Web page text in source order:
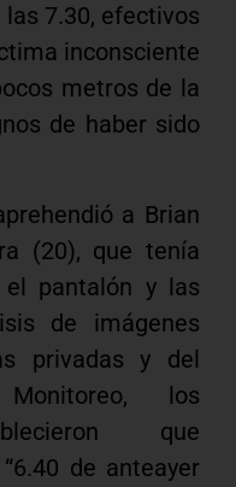
7.30, efectivos
inconsciente
metros de la
de haber sido
a Brian
(20), que tenía
pantalón y las
de imágenes
privadas y del
los
que
de anteayer